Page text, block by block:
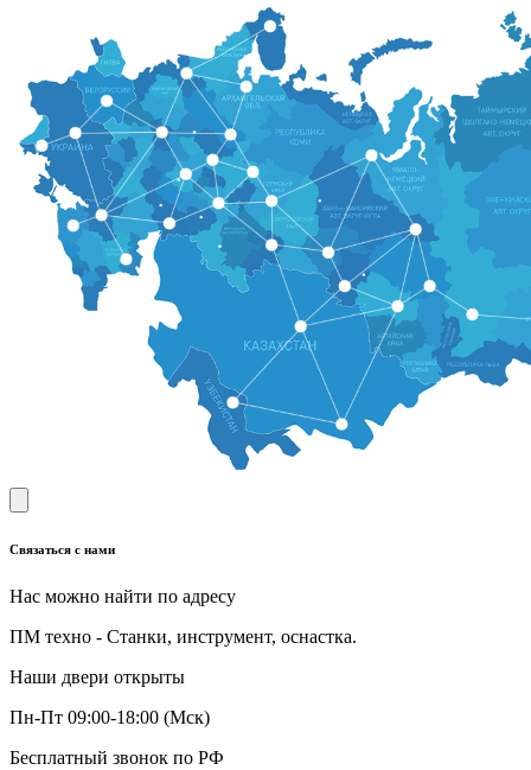
Связаться с нами
Нас можно найти по адресу
ПМ техно - Станки, инструмент, оснастка.
Наши двери открыты
Пн-Пт 09:00-18:00 (Мск)
Бесплатный звонок по РФ